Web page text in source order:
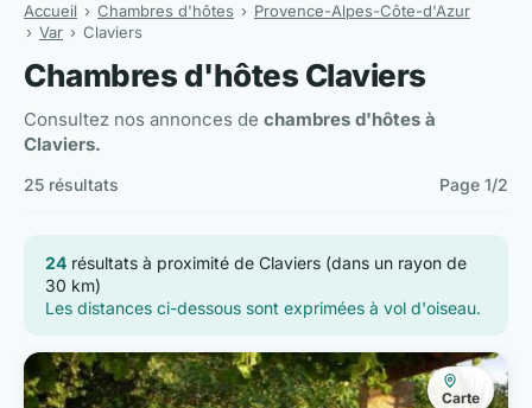
Accueil Chambres d'hôtes
Provence-Alpes-Côte-d'Azur
Var
Claviers
Chambres d'hôtes Claviers
Consultez nos annonces de chambres d'hôtes à
Claviers.
25 résultats Page 1/2
24 résultats à proximité de Claviers (dans un rayon de
30 km)
Les distances ci-dessous sont exprimées à vol d'oiseau.
Carte